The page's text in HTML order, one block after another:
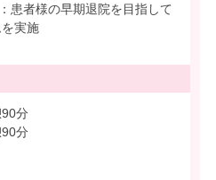
患者様の早期退院を目指して
実施
分
分